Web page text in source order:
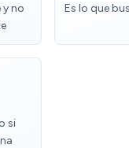
y no
Es lo que
si